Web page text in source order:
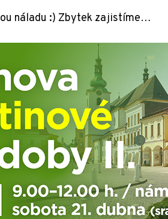
náladu :) Zbytek zajistíme…